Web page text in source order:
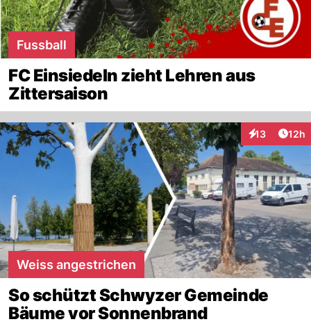
Fussball
FC Einsiedeln zieht Lehren aus
Zittersaison
13
Interaktionen
12h
Weiss angestrichen
So schützt Schwyzer Gemeinde
Bäume vor Sonnenbrand